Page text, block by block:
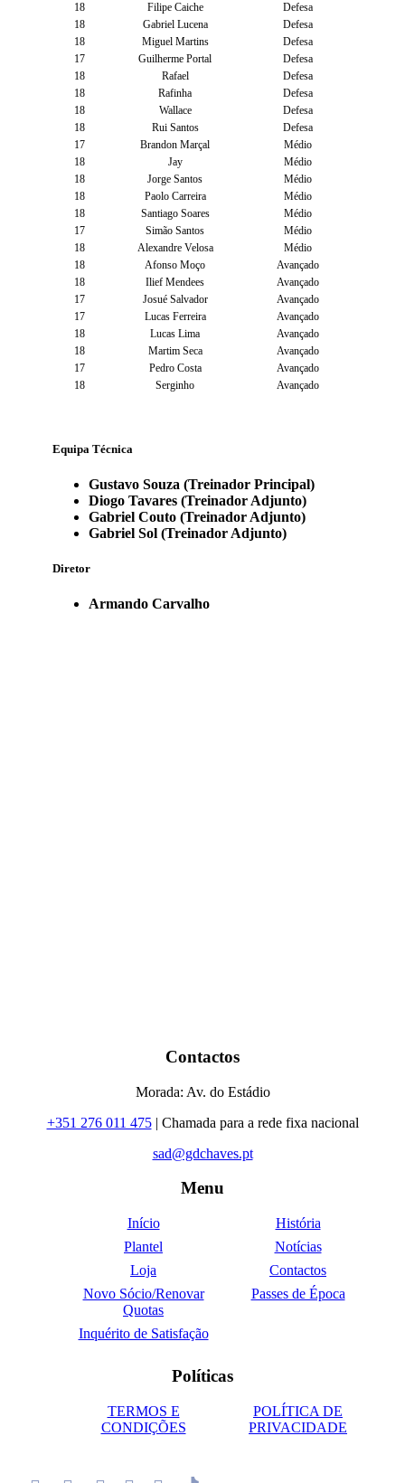
18 Filipe Caiche
Defesa
18
Gabriel Lucena
Defesa
18
Miguel Martins
Defesa
17
Guilherme Portal
Defesa
18
Rafael
Defesa
18
Rafinha
Defesa
18
Wallace
Defesa
18
Rui Santos
Defesa
17
Brandon Marçal
Médio
18
Jay
Médio
18
Jorge Santos
Médio
18
Paolo Carreira
Médio
18
Santiago Soares
Médio
17
Simão Santos
Médio
18
Alexandre Velosa
Médio
18
Afonso Moço
Avançado
18
Ilief Mendees
Avançado
17
Josué Salvador
Avançado
17
Lucas Ferreira
Avançado
18
Lucas Lima
Avançado
18
Martim Seca
Avançado
17
Pedro Costa
Avançado
18
Serginho Avançado
Equipa Técnica
Gustavo Souza (Treinador Principal)
Diogo Tavares (Treinador Adjunto)
Gabriel Couto (Treinador Adjunto)
Gabriel Sol (Treinador Adjunto)
Diretor
Armando Carvalho
Contactos
Morada: Av. do Estádio
+351 276 011 475| Chamada para a rede fixa nacional
sad@gdchaves.pt
Menu
Início
História
Plantel
Notícias
Loja
Contactos
Novo Sócio/Renovar
Quotas
Passes de Época
Inquérito de Satisfação
Políticas
TERMOS E
CONDIÇÕES
POLÍTICA DE
PRIVACIDADE